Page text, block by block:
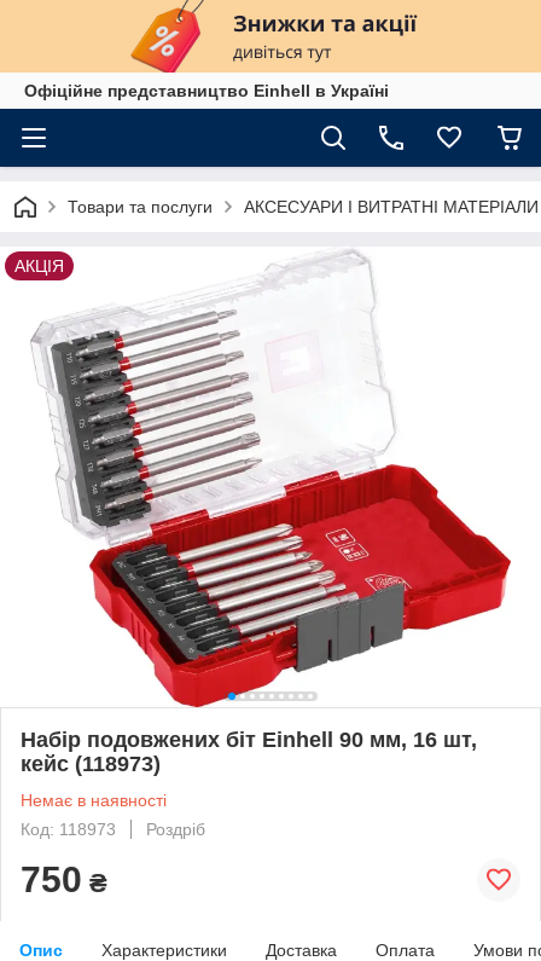
Офіційне представництво Einhell в Україні
Товари та послуги АКСЕСУАРИ І ВИТРАТНІ МАТЕРІАЛИ
АКЦІЯ
Набір подовжених біт Einhell 90 мм, 16 шт,
кейс (118973)
Немає в наявності
Код: 118973
Роздріб
750 ₴
Опис Характеристики Доставка Оплата Умови